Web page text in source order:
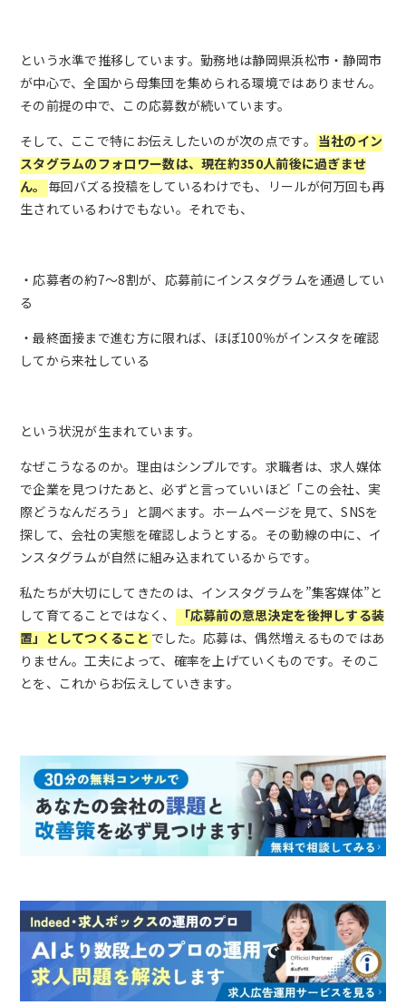
という水準で推移しています。勤務地は静岡県浜松市・静岡市
が中心で、全国から母集団を集められる環境ではありません。
その前提の中で、この応募数が続いています。
そして、ここで特にお伝えしたいのが次の点です。 当社のイン
スタグラムのフォロワー数は、現在約350人前後に過ぎませ
ん。
毎回バズる投稿をしているわけでも、リールが何万回も再
生されているわけでもない。それでも、
・応募者の約7〜8割が、応募前にインスタグラムを通過してい
る
・最終面接まで進む方に限れば、ほぼ100％がインスタを確認
してから来社している
という状況が生まれています。
なぜこうなるのか。理由はシンプルです。求職者は、求人媒体
で企業を見つけたあと、必ずと言っていいほど「この会社、実
際どうなんだろう」と調べます。ホームページを見て、SNSを
探して、会社の実態を確認しようとする。その動線の中に、イ
ンスタグラムが自然に組み込まれているからです。
私たちが大切にしてきたのは、インスタグラムを”集客媒体”と
して育てることではなく、
「応募前の意思決定を後押しする装
置」としてつくること でした。応募は、偶然増えるものではあ
りません。工夫によって、確率を上げていくものです。そのこ
とを、これからお伝えしていきます。